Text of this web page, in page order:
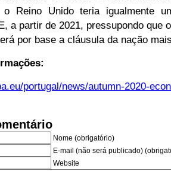
Reino Unido teria igualmente
a partir de 2021, pressupondo que
por base a cláusula da nação
portugal/news/autumn-2020-
Nome (obrigatório)
E-mail (não será publicado)
Website